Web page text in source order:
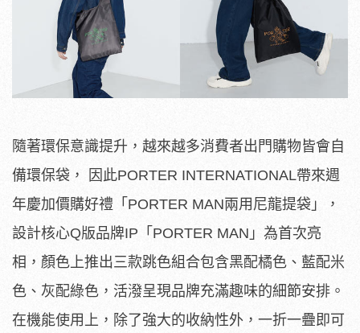
隨著環保意識提升，越來越多消費者出門購物皆會自
備環保袋， 因此PORTER INTERNATIONAL帶來週
年慶加價購好禮「PORTER MAN兩用尼龍提袋」，
設計核心Q版品牌IP「PORTER MAN」為首次亮
相，顏色上推出三款跳色組合包含黑配橘色、藍配米
色、灰配綠色，活潑呈現品牌充滿趣味的細節安排。
在機能使用上，除了強大的收納性外，一折一疊即可